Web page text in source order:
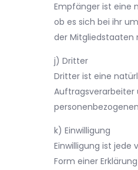
Empfänger ist eine
ob es sich bei ihr
der Mitgliedstaaten
j) Dritter
Dritter ist eine
Auftragsverarbeiter
k) Einwilligung
Einwilligung ist
Form einer